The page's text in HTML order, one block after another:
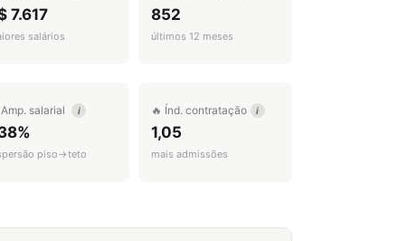
7.617
salários
852
últimos 12 meses
salarial i
piso→teto
🔥 Índ. contratação i
1,05
mais admissões